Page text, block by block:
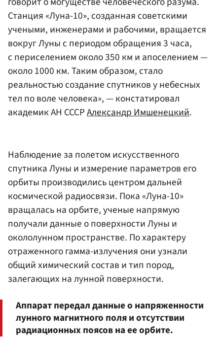
Станция «Луна-10», созданная советскими
учеными, инженерами и рабочими, вращается
вокруг Луны с периодом обращения 3 часа,
с периселением около 350 км и апоселением —
около 1000 км. Таким образом, стало
реальностью создание спутников у небесных
тел по воле человека», — констатировал
академик АН СССРАлександр Имшенецкий.
Наблюдение за полетом искусственного
спутника Луны и измерение параметров его
орбиты производились центром дальней
космической радиосвязи. Пока «Луна-10»
вращалась на орбите, ученые напрямую
получали данные о поверхности Луны и
окололунном пространстве. По характеру
отраженного гамма-излучения они узнали
общий химический состав и тип пород,
залегающих на лунной поверхности.
Аппарат передал данные о напряженности
лунного магнитного поля и отсутствии
радиационных поясов на ее орбите.